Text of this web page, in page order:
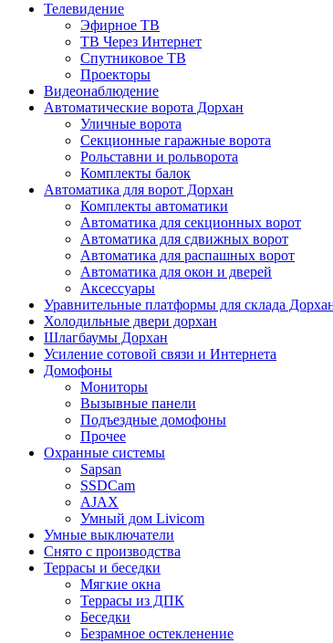
Телевидение
Эфирное ТВ
ТВ Через Интернет
Спутниковое ТВ
Проекторы
Видеонаблюдение
Автоматические ворота Дорхан
Уличные ворота
Секционные гаражные ворота
Рольставни и рольворота
Комплекты балок
Автоматика для ворот Дорхан
Комплекты автоматики
Автоматика для секционных ворот
Автоматика для сдвижных ворот
Автоматика для распашных ворот
Автоматика для окон и дверей
Аксессуары
Уравнительные платформы для склада
Холодильные двери дорхан
Шлагбаумы Дорхан
Усиление сотовой связи и Интернета
Домофоны
Мониторы
Вызывные панели
Подъездные домофоны
Прочее
Охранные системы
Sapsan
SSDCam
AJAX
Умный дом Livicom
Умные выключатели
Снято с производства
Террасы и беседки
Мягкие окна
Террасы из ДПК
Беседки
Безрамное остекленение